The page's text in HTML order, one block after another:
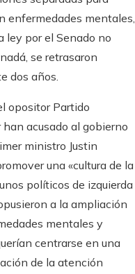
enfermedades mentales,
ley por el Senado no
se retrasaron
dos años.
opositor Partido
han acusado al gobierno
ministro Justin
una «cultura de la
políticos de izquierda
a la ampliación
mentales y
centrarse en una
de la atención